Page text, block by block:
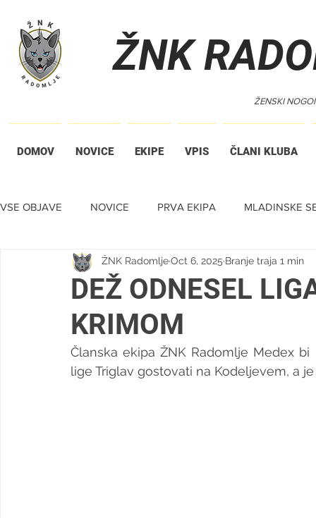
ŽNK
ŽENSKI
DOMOV NOVICE EKIPE VPIS ČLANI KLUBA
VSE OBJAVE NOVICE PRVA EKIPA MLADINSKE
TIHA DRAŽBA
DEŽ ODNESEL
KRIMOM
ŽNK RadomljeOct 6, 2025 Branje traja 1 min
Članska ekipa ŽNK Radomlje Medex